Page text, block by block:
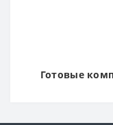
Готовые